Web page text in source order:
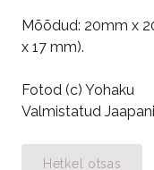
Mõõdud: 20mm x
x 17 mm).
Fotod (c) Yohaku
Valmistatud
Hetkel otsas